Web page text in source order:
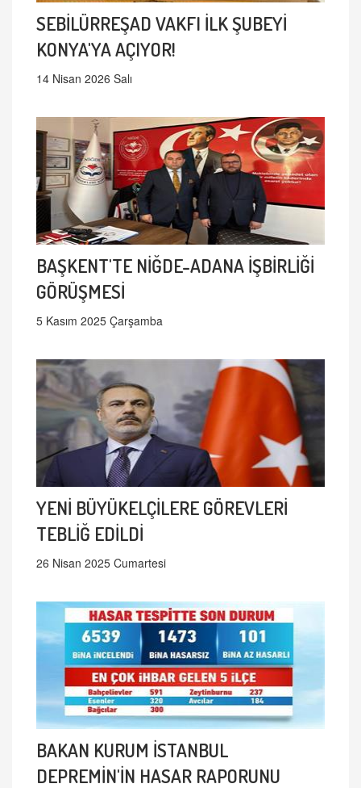
SEBİLÜRREŞAD VAKFI İLK ŞUBEYİ
KONYA'YA AÇIYOR!
14 Nisan 2026 Salı
BAŞKENT'TE NİĞDE-ADANA İŞBİRLİĞİ
GÖRÜŞMESİ
5 Kasım 2025 Çarşamba
YENİ BÜYÜKELÇİLERE GÖREVLERİ
TEBLİĞ EDİLDİ
26 Nisan 2025 Cumartesi
BAKAN KURUM İSTANBUL
DEPREMİN'İN HASAR RAPORUNU